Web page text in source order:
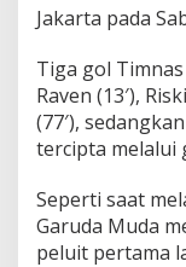
Jakarta pada
Tiga gol
Raven (13′),
(77′),
tercipta melalui
Seperti saat
Garuda Muda
peluit pertama